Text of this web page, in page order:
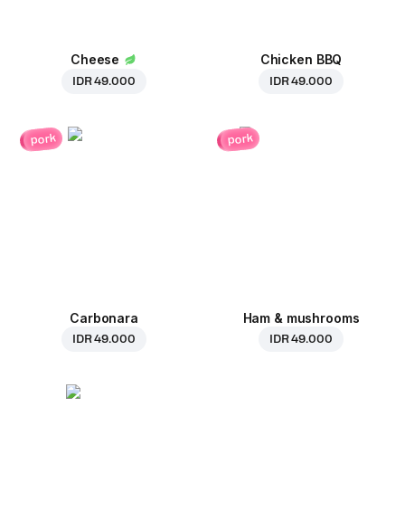
Cheese
IDR 49.000
Chicken BBQ
IDR 49.000
pork
Carbonara
IDR 49.000
pork
Ham & mushrooms
IDR 49.000